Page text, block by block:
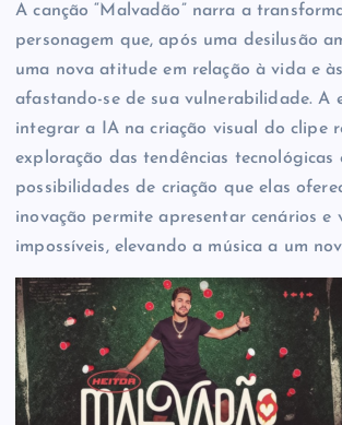
A canção “Malvadão” narra a
personagem que, após uma desilusão
uma nova atitude em relação à vida e
afastando-se de sua vulnerabilidade. A
integrar a IA na criação visual do clipe
exploração das tendências tecnológicas
possibilidades de criação que elas
inovação permite apresentar cenários e
impossíveis, elevando a música a um